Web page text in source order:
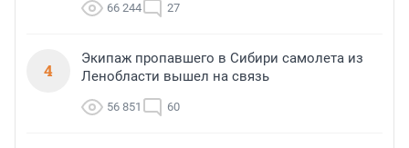
66 244 27
4
Экипаж пропавшего в Сибири самолета из
Ленобласти вышел на связь
56 851 60